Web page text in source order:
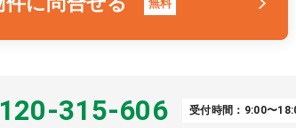
無料
315-606 受付時間：9:00〜